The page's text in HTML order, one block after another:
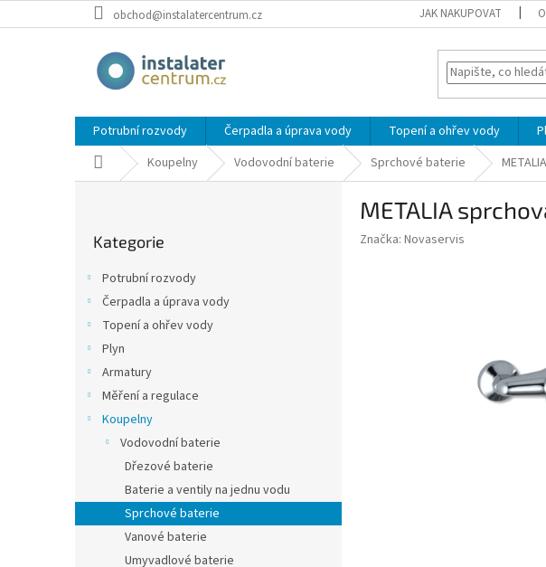
na
obchod@instalatercentrum.cz JAK NAKUPOVAT
Potrubní rozvody Čerpadla a úprava vody Topení a ohřev vody
Domů Koupelny Vodovodní baterie Sprchové baterie
kategorie
Kategorie
Potrubní rozvody
Čerpadla a úprava vody
Topení a ohřev vody
Plyn
Armatury
Měření a regulace
Koupelny
Vodovodní baterie
Dřezové baterie
Baterie a ventily na jednu vodu
Sprchové baterie
Vanové baterie
Umyvadlové baterie
METALIA
Značka: Novaservis